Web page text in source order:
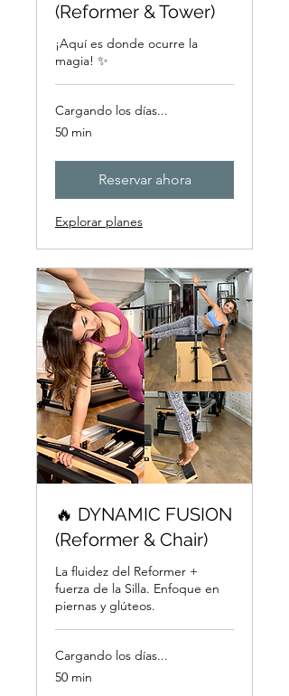
(Reformer & Tower)
¡Aquí es donde ocurre la
magia! ✨
Cargando los días...
50 min
Reservar ahora
Explorar planes
🔥 DYNAMIC FUSION
(Reformer & Chair)
La fluidez del Reformer +
fuerza de la Silla. Enfoque en
piernas y glúteos.
Cargando los días...
50 min